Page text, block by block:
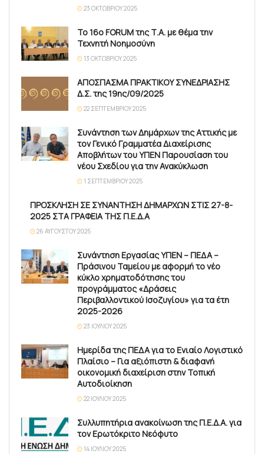
23 ΟΚΤΩΒΡΊΟΥ 2025
Το 16ο FORUM της Τ.Α. με θέμα την
Τεχνητή Νοημοσύνη
13 ΟΚΤΩΒΡΊΟΥ 2025
ΑΠΟΣΠΑΣΜΑ ΠΡΑΚΤΙΚΟΥ ΣΥΝΕΔΡΙΑΣΗΣ
Δ.Σ. της 19ης/09/2025
22 ΣΕΠΤΕΜΒΡΊΟΥ 2025
Συνάντηση των Δημάρχων της Αττικής με
τον Γενικό Γραμματέα Διαχείρισης
Αποβλήτων του ΥΠΕΝ Παρουσίαση του
νέου Σχεδίου για την Ανακύκλωση
1 ΣΕΠΤΕΜΒΡΊΟΥ 2025
ΠΡΟΣΚΛΗΣΗ ΣΕ ΣΥΝΑΝΤΗΣΗ ΔΗΜΑΡΧΩΝ ΣΤΙΣ 27-8-
2025 ΣΤΑ ΓΡΑΦΕΙΑ ΤΗΣ Π.Ε.Δ.Α
26 ΑΥΓΟΎΣΤΟΥ 2025
Συνάντηση Εργασίας ΥΠΕΝ – ΠΕΔΑ –
Πράσινου Ταμείου με αφορμή το νέο
κύκλο χρηματοδότησης του
προγράμματος «Δράσεις
Περιβαλλοντικού Ισοζυγίου» για τα έτη
2025-2026
23 ΙΟΥΛΊΟΥ 2025
Ημερίδα της ΠΕΔΑ για το Ενιαίο Λογιστικό
Πλαίσιο – Για αξιόπιστη & διαφανή
οικονομική διαχείριση στην Τοπική
Αυτοδιοίκηση
22 ΙΟΥΛΊΟΥ 2025
Συλλυπητήρια ανακοίνωση της Π.Ε.Δ.Α. για
τον Ερωτόκριτο Νεόφυτο
14 ΙΟΥΛΊΟΥ 2025